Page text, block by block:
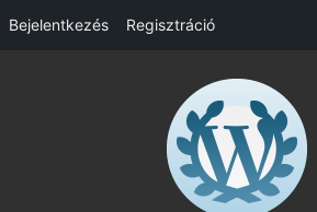
Bejelentkezés Regisztráció